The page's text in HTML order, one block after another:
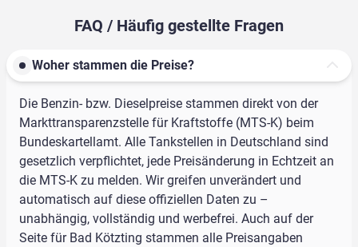
FAQ / Häufig gestellte Fragen
Woher stammen die Preise?
Die Benzin- bzw. Dieselpreise stammen direkt von der
Markttransparenzstelle für Kraftstoffe (MTS-K) beim
Bundeskartellamt. Alle Tankstellen in Deutschland sind
gesetzlich verpflichtet, jede Preisänderung in Echtzeit an
die MTS-K zu melden. Wir greifen unverändert und
automatisch auf diese offiziellen Daten zu –
unabhängig, vollständig und werbefrei. Auch auf der
Seite für Bad Kötzting stammen alle Preisangaben